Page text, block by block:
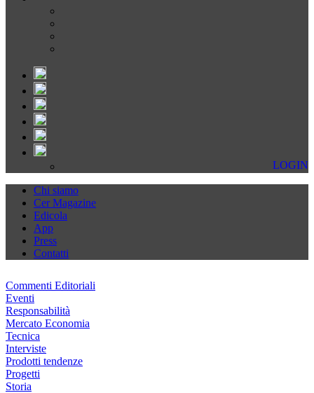
LOGIN
Chi siamo
Cer Magazine
Edicola
App
Press
Contatti
Commenti Editoriali
Eventi
Responsabilità
Mercato Economia
Tecnica
Interviste
Prodotti tendenze
Progetti
Storia